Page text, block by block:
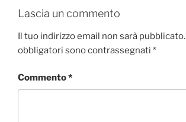
Lascia un commento
Il tuo indirizzo email non sarà pubblicato.
obbligatori sono contrassegnati *
Commento*